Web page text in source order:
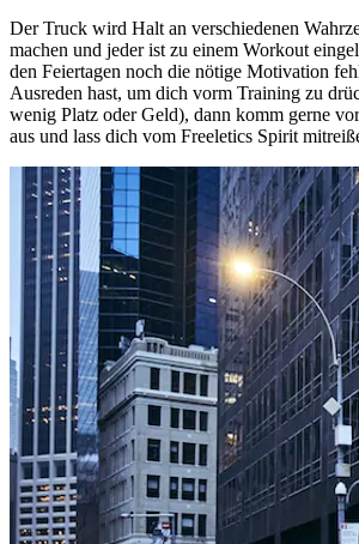
Der Truck wird Halt an verschiedenen
machen und jeder ist zu einem Workout
den Feiertagen noch die nötige Motivation
Ausreden hast, um dich vorm Training zu
wenig Platz oder Geld), dann komm gerne
aus und lass dich vom Freeletics Spirit